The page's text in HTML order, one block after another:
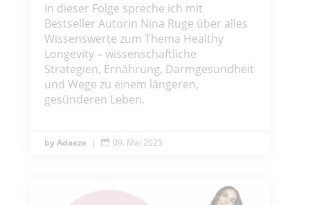
In dieser Folge spreche ich mit
Bestseller Autorin Nina Ruge über alles
Wissenswerte zum Thema Healthy
Longevity – wissenschaftliche
Strategien, Ernährung, Darmgesundheit
und Wege zu einem längeren,
gesünderen Leben.
Adaeze |  09. Mai 2025